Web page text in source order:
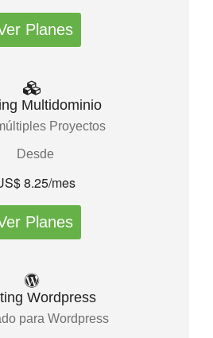
Planes
Multidominio
Proyectos
Desde
8.25/mes
Planes
Wordpress
para Wordpress